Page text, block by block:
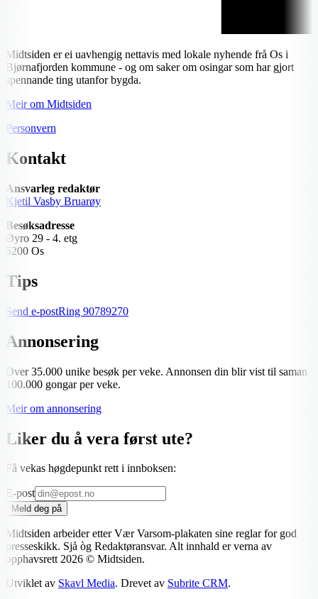
Midtsiden er ei uavhengig nettavis med lokale nyhende frå Os i
Bjørnafjorden kommune - og om saker om osingar som har gjort
spennande ting utanfor bygda.
Meir om Midtsiden
Personvern
Kontakt
Ansvarleg redaktør
Kjetil Vasby Bruarøy
Besøksadresse
Øyro 29 - 4. etg
5200 Os
Tips
Send e-postRing 90789270
Annonsering
Over 35.000 unike besøk per veke. Annonsen din blir vist til saman
100.000 gongar per veke.
Meir om annonsering
Liker du å vera først ute?
Få vekas høgdepunkt rett i innboksen:
E-post
Meld deg på
Midtsiden arbeider etter Vær Varsom-plakaten sine reglar for god
presseskikk. Sjå òg Redaktøransvar. Alt innhald er verna av
opphavsrett2026 © Midtsiden.
Utviklet av Skavl Media. Drevet av Subrite CRM.